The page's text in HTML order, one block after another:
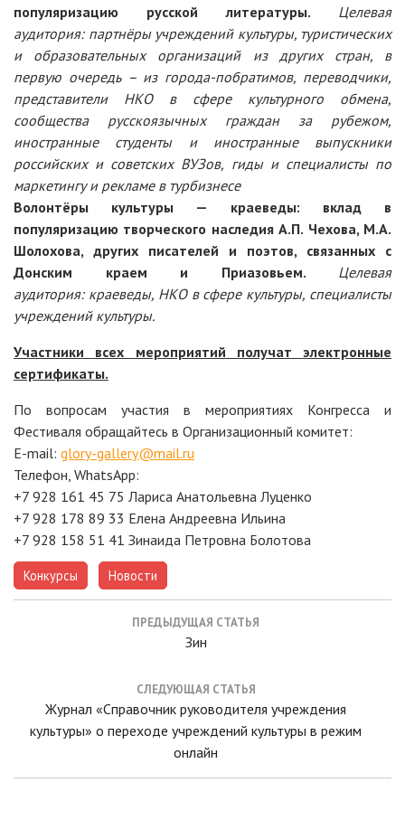
популяризацию русской литературы. Целевая
аудитория: партнёры учреждений культуры, туристических
и образовательных организаций из других стран, в
первую очередь – из города-побратимов, переводчики,
представители НКО в сфере культурного обмена,
сообщества русскоязычных граждан за рубежом,
иностранные студенты и иностранные выпускники
российских и советских ВУЗов, гиды и специалисты по
маркетингу и рекламе в турбизнесе
Волонтёры культуры — краеведы: вклад в
популяризацию творческого наследия А.П. Чехова, М.А.
Шолохова, других писателей и поэтов, связанных с
Донским краем и Приазовьем. Целевая
аудитория: краеведы, НКО в сфере культуры, специалисты
учреждений культуры.
Участники всех мероприятий получат электронные
сертификаты.
По вопросам участия в мероприятиях Конгресса и
Фестиваля обращайтесь в Организационный комитет:
E-mail: glory-gallery@mail.ru
Телефон, WhatsApp:
+7 928 161 45 75 Лариса Анатольевна Луценко
+7 928 178 89 33 Елена Андреевна Ильина
+7 928 158 51 41 Зинаида Петровна Болотова
Конкурсы Новости
ПРЕДЫДУЩАЯ СТАТЬЯ
Предыдущая
Зин
СЛЕДУЮЩАЯ СТАТЬЯ
Следующая
статья:
Журнал «Справочник руководителя учреждения
культуры» о переходе учреждений культуры в режим
онлайн